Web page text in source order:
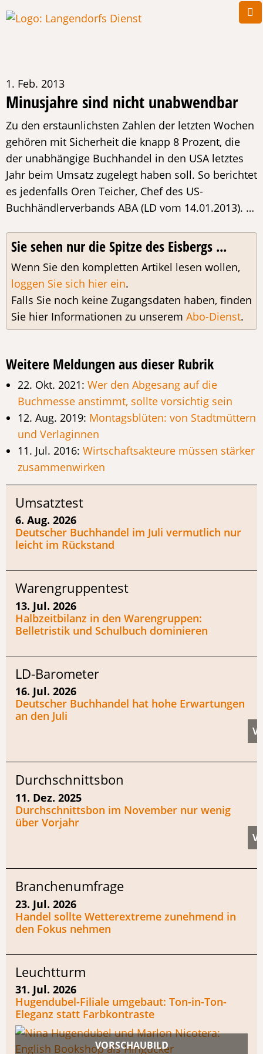
1. Feb. 2013
Minusjahre sind nicht unabwendbar
Zu den erstaunlichsten Zahlen der letzten Wochen
gehören mit Sicherheit die knapp 8 Prozent, die
der unabhängige Buchhandel in den USA letztes
Jahr beim Umsatz zugelegt haben soll. So berichtet
es jedenfalls Oren Teicher, Chef des US-
Buchhändlerverbands ABA (LD vom 14.01.2013). …
Sie sehen nur die Spitze des Eisbergs ...
Wenn Sie den kompletten Artikel lesen wollen,
loggen Sie sich hier ein.
Falls Sie noch keine Zugangsdaten haben, finden
Sie hier Informationen zu unserem Abo-Dienst.
Weitere Meldungen aus dieser Rubrik
22. Okt. 2021: Wer den Abgesang auf die
Buchmesse anstimmt, sollte vorsichtig sein
12. Aug. 2019: Montagsblüten: von Stadtmüttern
und Verlaginnen
11. Jul. 2016: Wirtschaftsakteure müssen stärker
zusammenwirken
Umsatztest
6. Aug. 2026
Deutscher Buchhandel im Juli vermutlich nur
leicht im Rückstand
Warengruppentest
13. Jul. 2026
Halbzeitbilanz in den Warengruppen:
Belletristik und Schulbuch dominieren
LD-Barometer
16. Jul. 2026
Deutscher Buchhandel hat hohe Erwartungen
an den Juli
Durchschnittsbon
11. Dez. 2025
Durchschnittsbon im November nur wenig
über Vorjahr
Branchenumfrage
23. Jul. 2026
Handel sollte Wetterextreme zunehmend in
den Fokus nehmen
Leuchtturm
31. Jul. 2026
Hugendubel-Filiale umgebaut: Ton-in-Ton-
Eleganz statt Farbkontraste